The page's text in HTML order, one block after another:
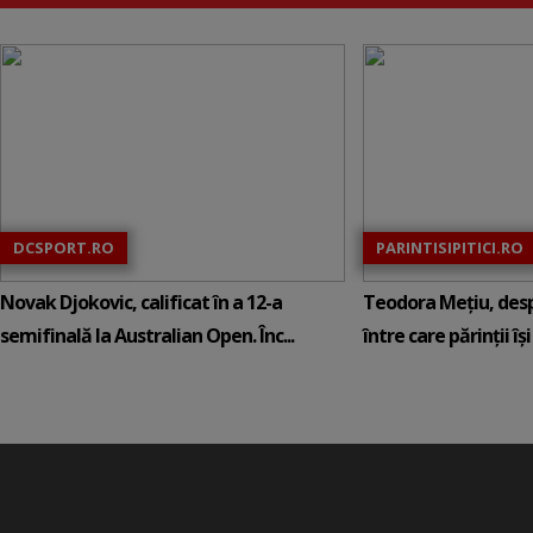
DCSPORT.RO
Novak Djokovic, calificat în a 12-a
semifinală la Australian Open. Înc...
PARINTISIPITICI.RO
Teodora Mețiu,
între care părinții își